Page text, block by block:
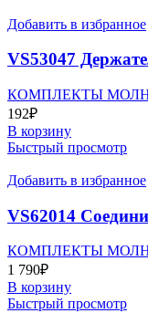
Добавить в избранное
VS53047
КОМПЛЕКТЫ
192₽
В корзину
Быстрый просмотр
Добавить в избранное
VS62014
КОМПЛЕКТЫ
1 790₽
В корзину
Быстрый просмотр